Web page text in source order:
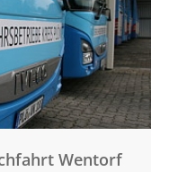
Wentorf